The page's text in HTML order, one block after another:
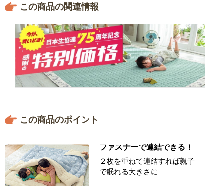
この商品の関連情報
この商品のポイント
ファスナーで連結できる！
２枚を重ねて連結すれば親子
で眠れる大きさに